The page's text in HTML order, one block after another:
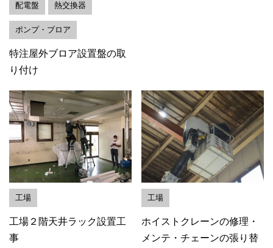
配電盤 熱交換器
ポンプ・ブロア
特注屋外ブロア設置盤の取
り付け
工場
工場２階天井ラック設置工
事
工場
ホイストクレーンの修理・
メンテ・チェーンの張り替